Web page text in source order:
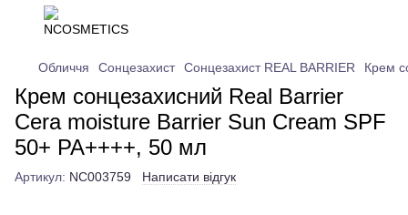
Обличчя Сонцезахист Сонцезахист REAL BARRIER Крем
Крем сонцезахисний Real Barrier
Cera moisture Barrier Sun Cream SPF
50+ PA++++, 50 мл
Артикул: NC003759 Написати відгук